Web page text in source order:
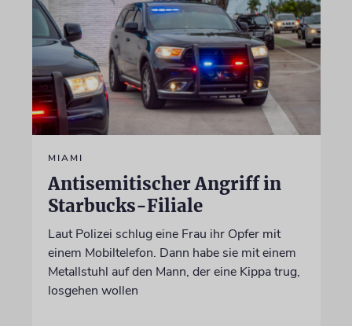
MIAMI
Antisemitischer Angriff in
Starbucks-Filiale
Laut Polizei schlug eine Frau ihr Opfer mit
einem Mobiltelefon. Dann habe sie mit einem
Metallstuhl auf den Mann, der eine Kippa trug,
losgehen wollen